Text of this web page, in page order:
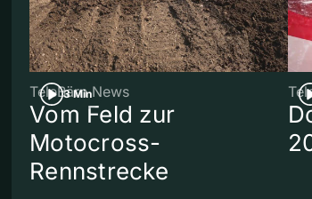
3 Min
TeleBärn News
Vom Feld zur
Motocross-
Rennstrecke